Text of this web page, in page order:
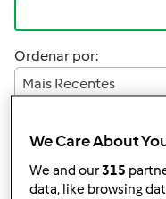
Ordenar por:
Mais Recentes
We Care About
We and our315
data, like browsing